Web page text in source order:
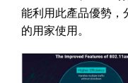
能利用此產品優勢，
的用家使用。